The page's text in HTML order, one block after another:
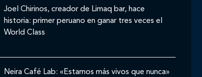
Joel Chirinos, creador de Limaq bar, hace
historia: primer peruano en ganar tres veces el
World Class
Neira Café Lab: «Estamos más vivos que nunca»